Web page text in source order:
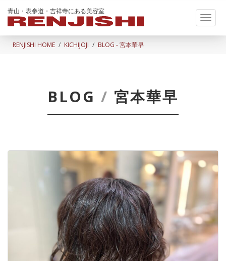
青山・表参道・吉祥寺にある美容室
RENJISHI HOME KICHIJOJI BLOG - 宮本華早
BLOG / 宮本華早